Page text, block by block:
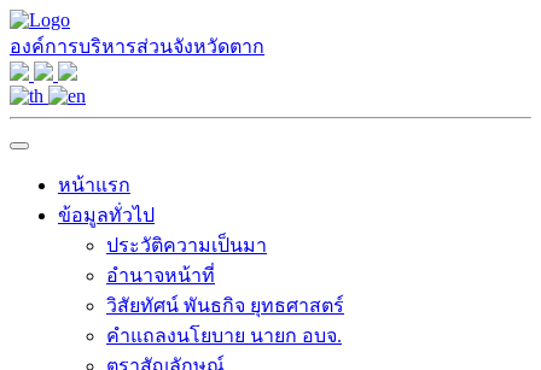
องค์การบริหารส่วนจังหวัดตาก
หน้าแรก
ข้อมูลทั่วไป
ประวัติความเป็นมา
อำนาจหน้าที่
วิสัยทัศน์ พันธกิจ ยุทธศาสตร์
คำแถลงนโยบาย นายก อบจ.
ตราสัญลักษณ์